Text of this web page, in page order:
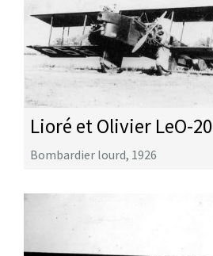
Lioré et Olivier LeO-20
Bombardier lourd, 1926